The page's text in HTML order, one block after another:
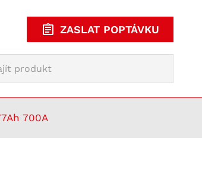
ZASLAT POPTÁVKU
700A